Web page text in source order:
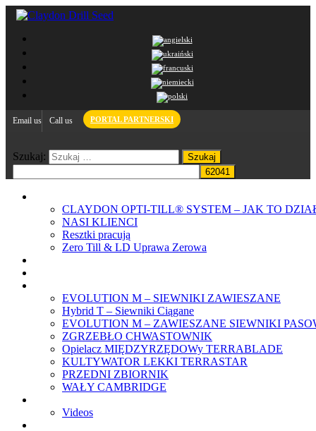
Email us Call us PORTAL PARTNERSKI
Szukaj:
CLAYDON OPTI‐TILL® SYSTEM – JAK TO
NASI KLIENCI
Resztki pracują
Zero Till & LD Uprawa Zerowa
EVOLUTION M – SIEWNIKI ZAWIESZANE
Hybrid T – Siewniki Ciągane
EVOLUTION M – ZAWIESZANE SIEWNIKI
ZGRZEBŁO CHWASTOWNIK
Opielacz MIĘDZYRZĘDOWy TERRABLADE
KULTYWATOR LEKKI TERRASTAR
PRZEDNI ZBIORNIK
WAŁY CAMBRIDGE
Videos